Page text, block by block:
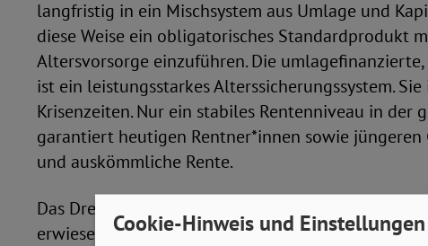
langfristig in ein Mischsystem aus Umlage und
diese Weise ein obligatorisches Standardprodukt
Altersvorsorge einzuführen. Die
ist ein leistungsstarkes Alterssicherungssystem.
Krisenzeiten. Nur ein stabiles Rentenniveau in der
garantiert heutigen Rentner*innen sowie jüngeren
und auskömmliche Rente.
Das Drei-Säulen-Modell der Alterssicherung hat
erwiesen. Der SoVD lehnt daher einen weiteren
Cookie-Hinweis und Einstellungen